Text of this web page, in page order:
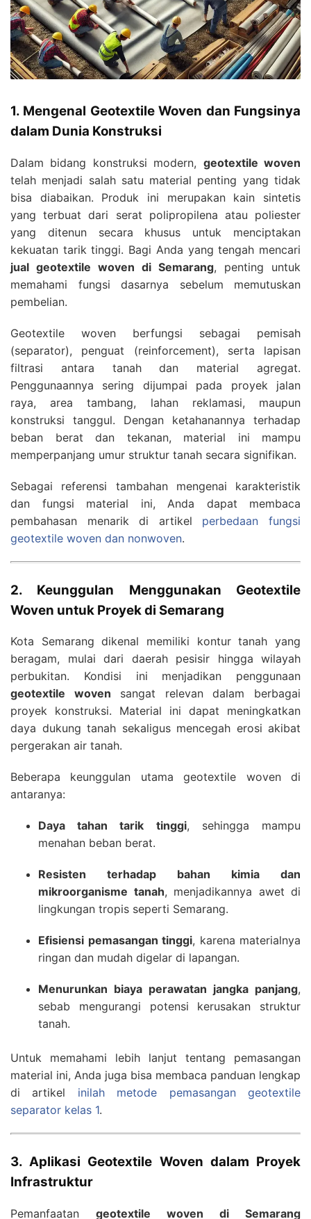
1. Mengenal Geotextile Woven dan Fungsinya
dalam Dunia Konstruksi
Dalam bidang konstruksi modern, geotextile woven
telah menjadi salah satu material penting yang tidak
bisa diabaikan. Produk ini merupakan kain sintetis
yang terbuat dari serat polipropilena atau poliester
yang ditenun secara khusus untuk menciptakan
kekuatan tarik tinggi. Bagi Anda yang tengah mencari
jual geotextile woven di Semarang, penting untuk
memahami fungsi dasarnya sebelum memutuskan
pembelian.
Geotextile woven berfungsi sebagai pemisah
(separator), penguat (reinforcement), serta lapisan
filtrasi antara tanah dan material agregat.
Penggunaannya sering dijumpai pada proyek jalan
raya, area tambang, lahan reklamasi, maupun
konstruksi tanggul. Dengan ketahanannya terhadap
beban berat dan tekanan, material ini mampu
memperpanjang umur struktur tanah secara signifikan.
Sebagai referensi tambahan mengenai karakteristik
dan fungsi material ini, Anda dapat membaca
pembahasan menarik di artikel perbedaan fungsi
geotextile woven dan nonwoven.
2. Keunggulan Menggunakan Geotextile
Woven untuk Proyek di Semarang
Kota Semarang dikenal memiliki kontur tanah yang
beragam, mulai dari daerah pesisir hingga wilayah
perbukitan. Kondisi ini menjadikan penggunaan
geotextile woven sangat relevan dalam berbagai
proyek konstruksi. Material ini dapat meningkatkan
daya dukung tanah sekaligus mencegah erosi akibat
pergerakan air tanah.
Beberapa keunggulan utama geotextile woven di
antaranya:
Daya tahan tarik tinggi, sehingga mampu
menahan beban berat.
Resisten terhadap bahan kimia dan
mikroorganisme tanah, menjadikannya awet di
lingkungan tropis seperti Semarang.
Efisiensi pemasangan tinggi, karena materialnya
ringan dan mudah digelar di lapangan.
Menurunkan biaya perawatan jangka panjang,
sebab mengurangi potensi kerusakan struktur
tanah.
Untuk memahami lebih lanjut tentang pemasangan
material ini, Anda juga bisa membaca panduan lengkap
di artikel inilah metode pemasangan geotextile
separator kelas 1.
3. Aplikasi Geotextile Woven dalam Proyek
Infrastruktur
Pemanfaatan geotextile woven di Semarang